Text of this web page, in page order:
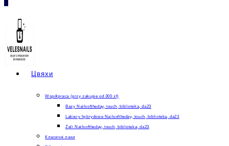
0
Цвяхи
Współpraca (przy zakupie od 300 zł)
Bazy Nailsoftheday, touch, biblioteka, da23
Lakiery hybrydowe Nailsoftheday, touch, biblioteka, da23
Żeli Nailsoftheday, touch, biblioteka, da23
Класичні лаки